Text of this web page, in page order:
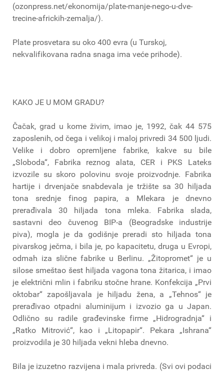
(ozonpress.net/ekonomija/plate-manje-nego-u-dve-
trecine-africkih-zemalja/).
Plate prosvetara su oko 400 evra (u Turskoj,
nekvalifikovana radna snaga ima veće prihode).
KAKO JE U MOM GRADU?
Čačak, grad u kome živim, imao je, 1992, čak 44 575
zaposlenih, od čega i velikoj i maloj privredi 34 500 ljudi.
Velike i dobro opremljene fabrike, kakve su bile
„Sloboda“, Fabrika reznog alata, CER i PKS Lateks
izvozile su skoro polovinu svoje proizvodnje. Fabrika
hartije i drvenjače snabdevala je tržište sa 30 hiljada
tona srednje finog papira, a Mlekara je dnevno
prerađivala 30 hiljada tona mleka. Fabrika slada,
sastavni deo čuvenog BIP-a (Beogradske industrije
piva), mogla je da godišnje preradi sto hiljada tona
pivarskog ječma, i bila je, po kapacitetu, druga u Evropi,
odmah iza slične fabrike u Berlinu. „Žitopromet“ je u
silose smeštao šest hiljada vagona tona žitarica, i imao
je električni mlin i fabriku stočne hrane. Konfekcija „Prvi
oktobar“ zapošljavala je hiljadu žena, a „Tehnos“ je
prerađivao otpadni aluminijum i izvozio ga u Japan.
Odlično su radile građevinske firme „Hidrogradnja“ i
„Ratko Mitrović“, kao i „Litopapir“. Pekara „Ishrana“
proizvodila je 30 hiljada vekni hleba dnevno.
Bila je izuzetno razvijena i mala privreda. (Svi ovi podaci